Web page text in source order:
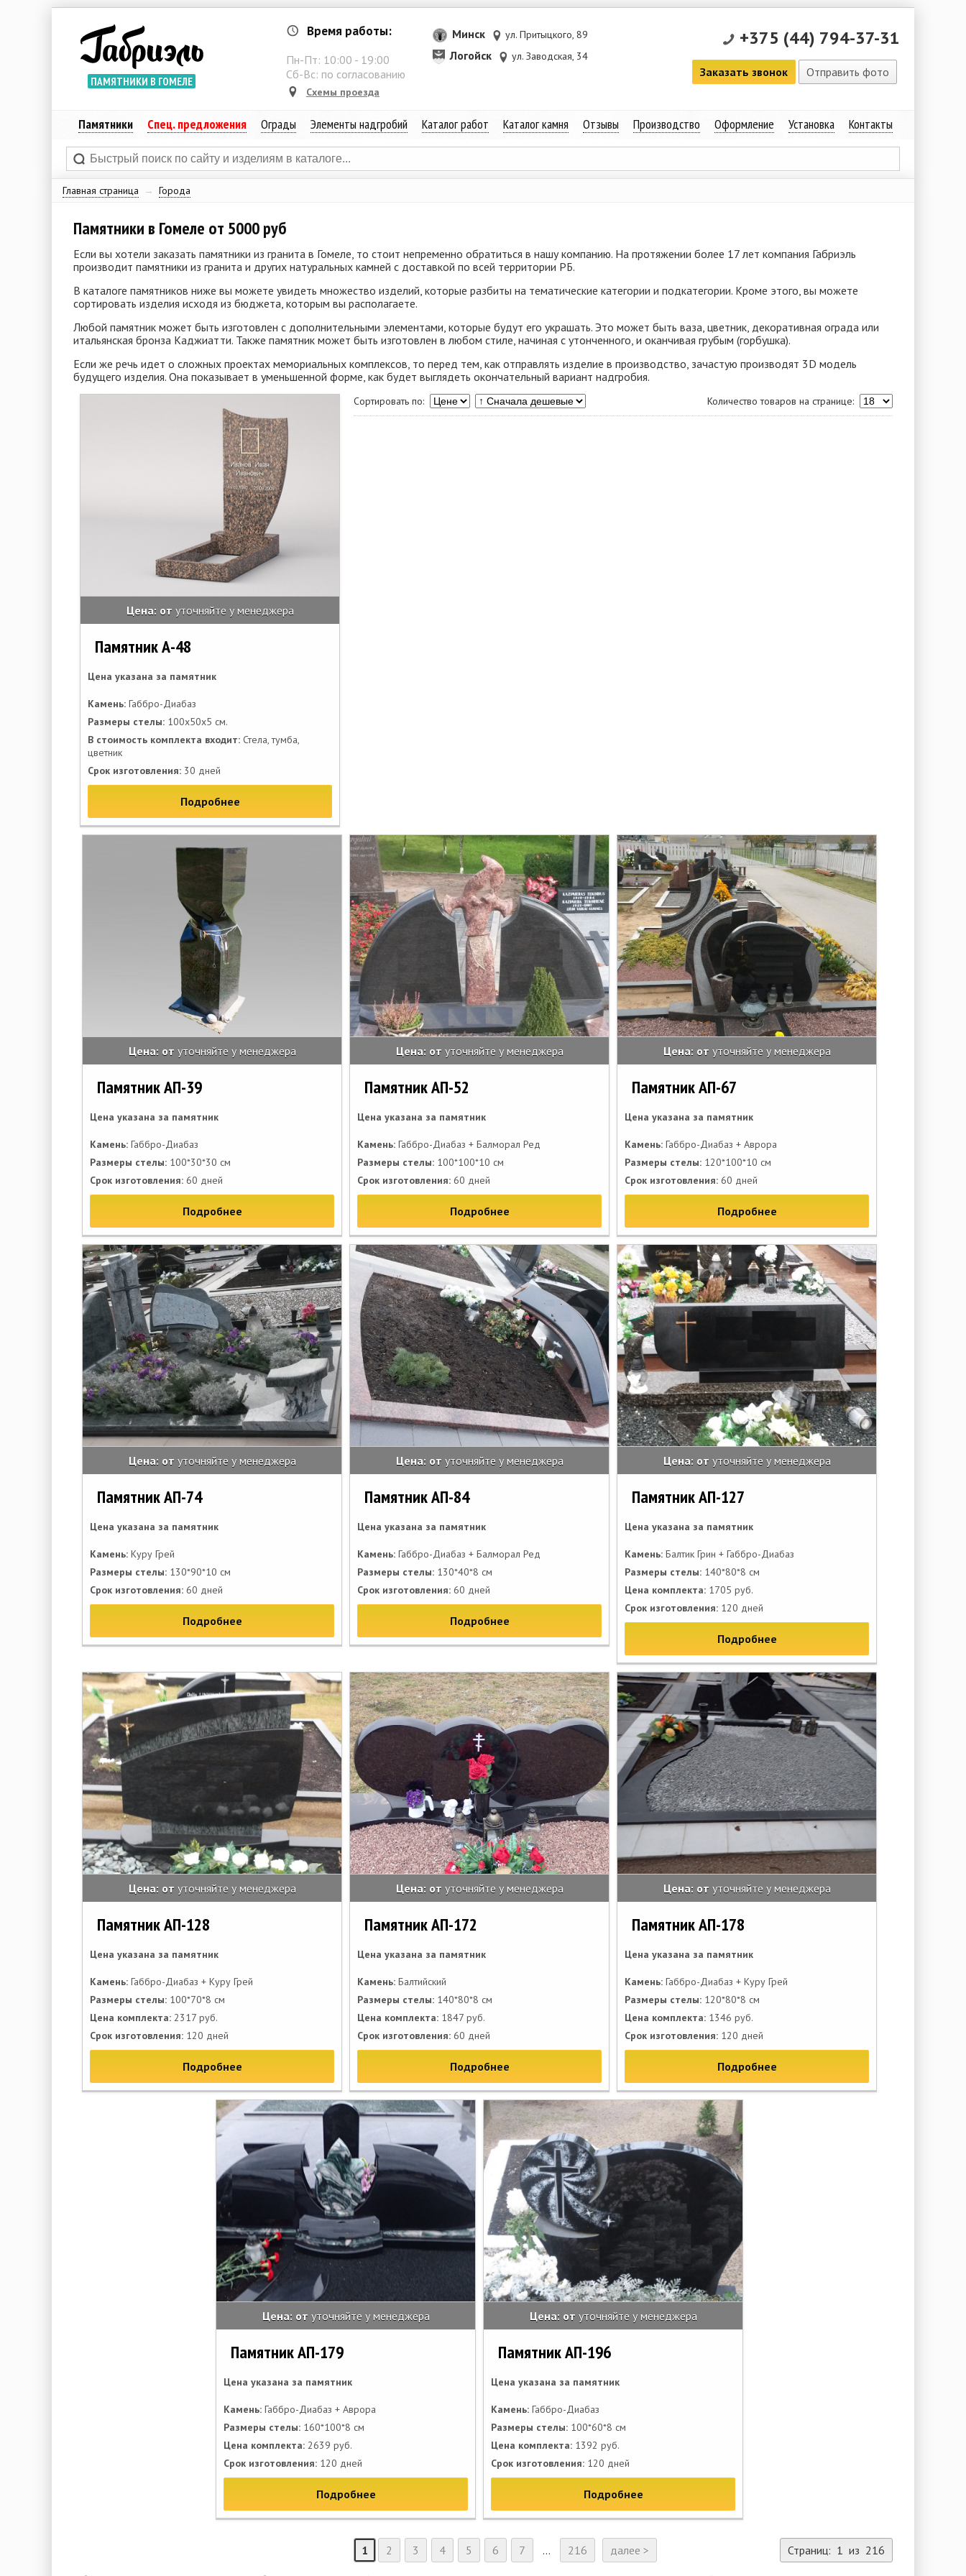
ПАМЯТНИКИ В ГОМЕЛЕ
Время работы:
Пн-Пт: 10:00 - 19:00
Сб-Вс: по согласованию
Схемы проезда
Минск ул. Притыцкого, 89
Логойск ул. Заводская, 34
+375 (44) 794-37-31
Заказать звонок Отправить фото
Памятники Спец. предложения Ограды Элементы надгробий Каталог работ Каталог камня Отзывы Производство Оформление Установка Контакты
Главная страница → Города
Памятники в Гомеле от 5000 руб
Если вы хотели заказать памятники из гранита в Гомеле, то стоит непременно обратиться в нашу компанию. На протяжении более 17 лет компания Габриэль
производит памятники из гранита и других натуральных камней с доставкой по всей территории РБ.
В каталоге памятников ниже вы можете увидеть множество изделий, которые разбиты на тематические категории и подкатегории. Кроме этого, вы можете
сортировать изделия исходя из бюджета, которым вы располагаете.
Любой памятник может быть изготовлен с дополнительными элементами, которые будут его украшать. Это может быть ваза, цветник, декоративная ограда или
итальянская бронза Каджиатти. Также памятник может быть изготовлен в любом стиле, начиная с утонченного, и оканчивая грубым (горбушка).
Если же речь идет о сложных проектах мемориальных комплексов, то перед тем, как отправлять изделие в производство, зачастую производят 3D модель
будущего изделия. Она показывает в уменьшенной форме, как будет выглядеть окончательный вариант надгробия.
Сортировать по: Количество товаров на странице:
Цена: от уточняйте у менеджера
Памятник А-48
Цена указана за памятник
Камень: Габбро-Диабаз
Размеры стелы: 100х50х5 см.
В стоимость комплекта входит: Стела, тумба,
цветник
Срок изготовления: 30 дней
Подробнее
Цена: от уточняйте у менеджера
Памятник АП-39
Цена указана за памятник
Камень: Габбро-Диабаз
Размеры стелы: 100*30*30 см
Срок изготовления: 60 дней
Подробнее
Цена: от уточняйте у менеджера
Памятник АП-52
Цена указана за памятник
Камень: Габбро-Диабаз + Балморал Ред
Размеры стелы: 100*100*10 см
Срок изготовления: 60 дней
Подробнее
Цена: от уточняйте у менеджера
Памятник АП-67
Цена указана за памятник
Камень: Габбро-Диабаз + Аврора
Размеры стелы: 120*100*10 см
Срок изготовления: 60 дней
Подробнее
Цена: от уточняйте у менеджера
Памятник АП-74
Цена указана за памятник
Камень: Куру Грей
Размеры стелы: 130*90*10 см
Срок изготовления: 60 дней
Подробнее
Цена: от уточняйте у менеджера
Памятник АП-84
Цена указана за памятник
Камень: Габбро-Диабаз + Балморал Ред
Размеры стелы: 130*40*8 см
Срок изготовления: 60 дней
Подробнее
Цена: от уточняйте у менеджера
Памятник АП-127
Цена указана за памятник
Камень: Балтик Грин + Габбро-Диабаз
Размеры стелы: 140*80*8 см
Цена комплекта: 1705 руб.
Срок изготовления: 120 дней
Подробнее
Цена: от уточняйте у менеджера
Памятник АП-128
Цена указана за памятник
Камень: Габбро-Диабаз + Куру Грей
Размеры стелы: 100*70*8 см
Цена комплекта: 2317 руб.
Срок изготовления: 120 дней
Подробнее
Цена: от уточняйте у менеджера
Памятник АП-172
Цена указана за памятник
Камень: Балтийский
Размеры стелы: 140*80*8 см
Цена комплекта: 1847 руб.
Срок изготовления: 60 дней
Подробнее
Цена: от уточняйте у менеджера
Памятник АП-178
Цена указана за памятник
Камень: Габбро-Диабаз + Куру Грей
Размеры стелы: 120*80*8 см
Цена комплекта: 1346 руб.
Срок изготовления: 120 дней
Подробнее
Цена: от уточняйте у менеджера
Памятник АП-179
Цена указана за памятник
Камень: Габбро-Диабаз + Аврора
Размеры стелы: 160*100*8 см
Цена комплекта: 2639 руб.
Срок изготовления: 120 дней
Подробнее
Цена: от уточняйте у менеджера
Памятник АП-196
Цена указана за памятник
Камень: Габбро-Диабаз
Размеры стелы: 100*60*8 см
Цена комплекта: 1392 руб.
Срок изготовления: 120 дней
Подробнее
1 2 3 4 5 6 7 ... 216 далее > Страниц: 1 из 216